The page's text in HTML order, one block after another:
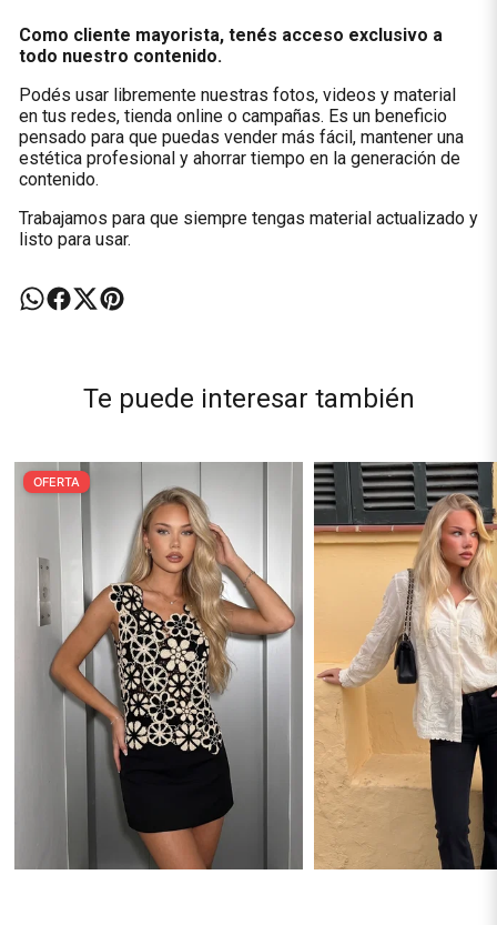
Como cliente mayorista, tenés acceso exclusivo a
todo nuestro contenido.
Podés usar libremente nuestras fotos, videos y material
en tus redes, tienda online o campañas. Es un beneficio
pensado para que puedas vender más fácil, mantener una
estética profesional y ahorrar tiempo en la generación de
contenido.
Trabajamos para que siempre tengas material actualizado y
listo para usar.
Te puede interesar también
OFERTA